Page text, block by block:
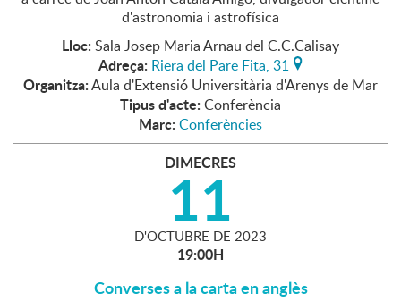
d'astronomia i astrofísica
Lloc: Sala Josep Maria Arnau del C.C.Calisay
Adreça: Riera del Pare Fita, 31
Organitza:Aula d'Extensió Universitària d'Arenys de Mar
Tipus d'acte: Conferència
Marc: Conferències
DIMECRES
11
D'OCTUBRE DE 2023
19:00H
Converses a la carta en anglès